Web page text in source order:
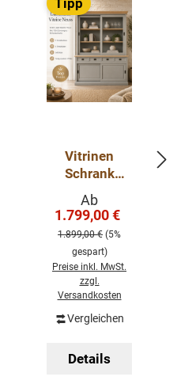
Tipp
Vitrinen
Schrank
Neuss
zementgrauei
che ab 120
cm -
Buffetschran
k Größen &
Varianten
wählbar
Verkaufspreis:
Ab
1.799,00 €
1.899,00 € (5%
gespart)
Preise inkl. MwSt.
zzgl.
Versandkosten
Vergleichen
Details